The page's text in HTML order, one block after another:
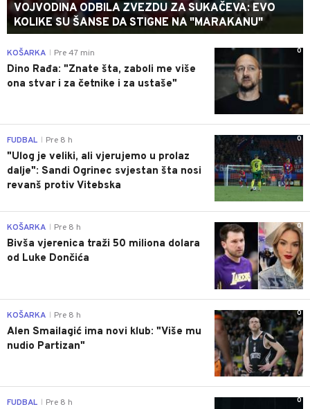
VOJVODINA ODBILA ZVEZDU ZA SUKAČEVA: EVO
KOLIKE SU ŠANSE DA STIGNE NA "MARAKANU"
0
KOŠARKA Pre 47 min
Dino Rađa: "Znate šta, zaboli me više
ona stvar i za četnike i za ustaše"
0
FUDBAL Pre 8 h
"Ulog je veliki, ali vjerujemo u prolaz
dalje": Sandi Ogrinec svjestan šta nosi
revanš protiv Vitebska
0
KOŠARKA Pre 8 h
Bivša vjerenica traži 50 miliona dolara
od Luke Dončića
0
KOŠARKA Pre 8 h
Alen Smailagić ima novi klub: "Više mu
nudio Partizan"
0
FUDBAL Pre 8 h